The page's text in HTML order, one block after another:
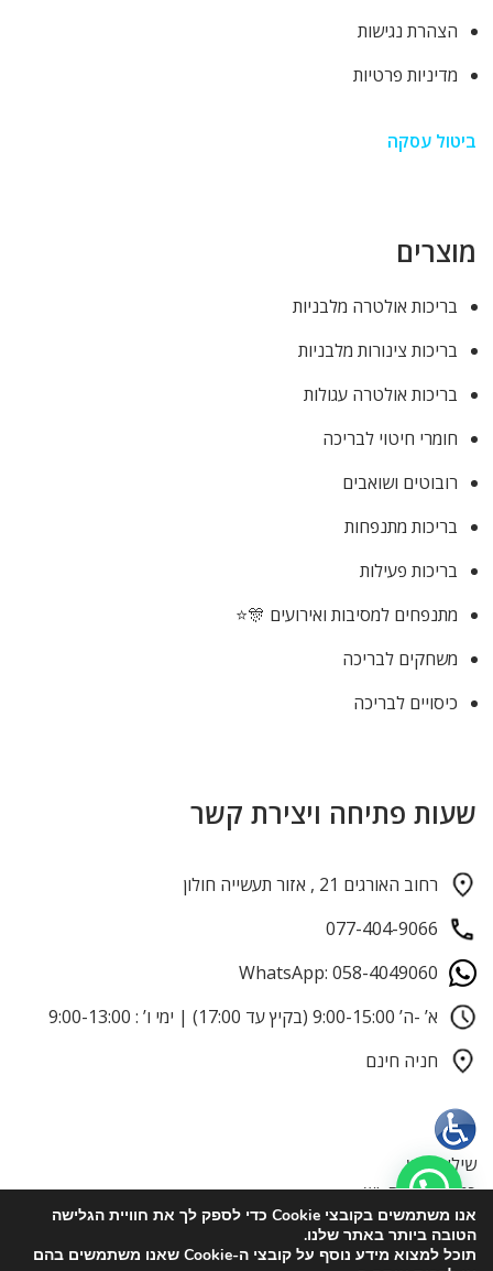
הצהרת נגישות
מדיניות פרטיות
ביטול עסקה
מוצרים
בריכות אולטרה מלבניות
בריכות צינורות מלבניות
בריכות אולטרה עגולות
חומרי חיטוי לבריכה
רובוטים ושואבים
בריכות מתנפחות
בריכות פעילות
מתנפחים למסיבות ואירועים 🎊⭐
משחקים לבריכה
כיסויים לבריכה
שעות פתיחה ויצירת קשר
רחוב האורגים 21 , אזור תעשייה חולון
077-404-9066
WhatsApp: 058-4049060
א’ -ה’ 9:00-15:00 (בקיץ עד 17:00) | ימי ו’ : 9:00-13:00
חניה חינם
שילוט : יש
כניסה נגישה: יש
טלפון לכבדי שמיעה:058-4049060
אנו משתמשים בקובצי Cookie כדי לספק לך את חוויית הגלישה
הטובה ביותר באתר שלנו.
תוכל למצוא מידע נוסף על קובצי ה-Cookie שאנו משתמשים בהם